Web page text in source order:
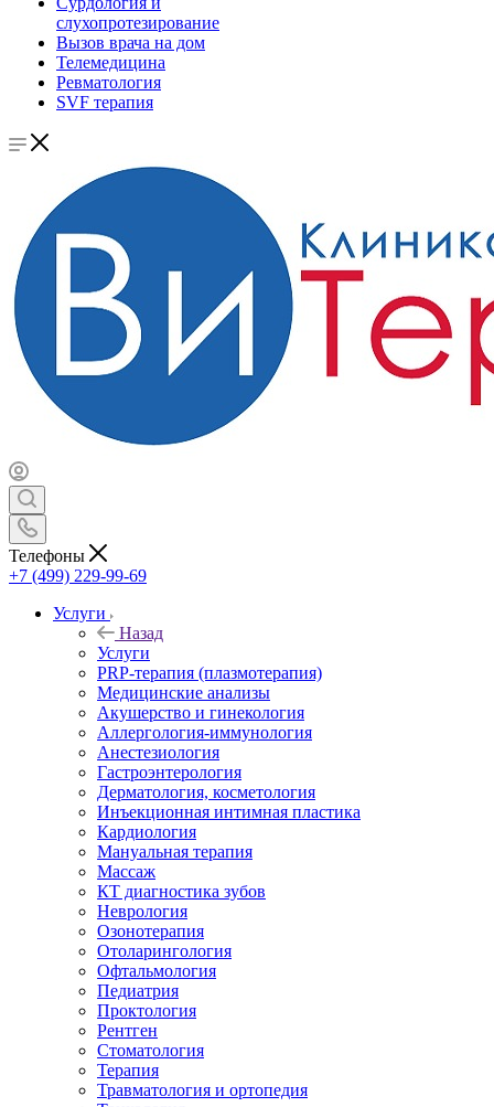
слухопротезирование
Вызов врача на дом
Телемедицина
Ревматология
SVF терапия
Телефоны
+7 (499) 229-99-69
Услуги
Назад
Услуги
PRP-терапия (плазмотерапия)
Медицинские анализы
Акушерство и гинекология
Аллергология-иммунология
Анестезиология
Гастроэнтерология
Дерматология, косметология
Инъекционная интимная пластика
Кардиология
Мануальная терапия
Массаж
КТ диагностика зубов
Неврология
Озонотерапия
Отоларингология
Офтальмология
Педиатрия
Проктология
Рентген
Стоматология
Терапия
Травматология и ортопедия